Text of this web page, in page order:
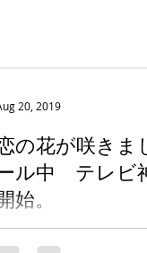
の花が咲きま
ル中 テレビ
始。
花郎ファラン」ト･ジハン
･スヒャン × 「私の心は花
20, 2019